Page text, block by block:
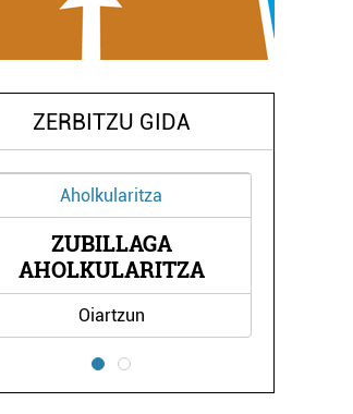
ZERBITZU GIDA
Aholkularitza
ZUBILLAGA
AHOLKULARITZA
Oiartzun